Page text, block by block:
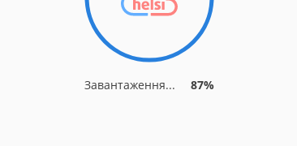
Завантаження... 90%